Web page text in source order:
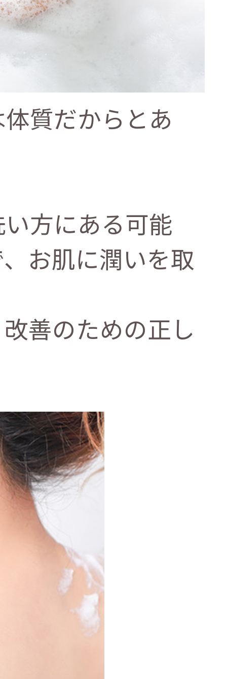
質だからとあ
方にある可能
お肌に潤いを取
善のための正し